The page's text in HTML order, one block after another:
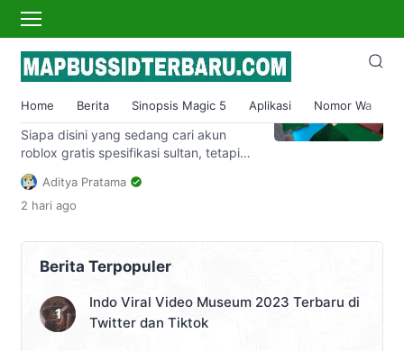
Home Berita Sinopsis Magic 5 Aplikasi Nomor Wa
akun roblox gratis
Akun Roblox Gratis Sultan Asli
cek disini
Siapa disini yang sedang cari akun
roblox gratis spesifikasi sultan, tetapi
belum kunjung ketemu? Dalam
artikel mapbussidterbaru.com kali ini,
kami telah menyiapkan ratusan akun
blox fruit yang bisa digunakan oleh
siapa saja. Jangan sampai
ketinggalan akun roblox sultan yang
akan kami bagikan di bawah ini. Siapa
yang paling cepat mengklaim akunnya,
maka itulah orang […]
Aditya Pratama
2 hari ago
Berita Terpopuler
Indo Viral Video Museum 2023 Terbaru di
Twitter dan Tiktok